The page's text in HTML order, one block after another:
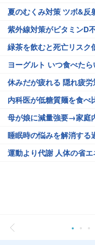
夏のむくみ対策 ツボ&反
紫外線対策がビタミンD
緑茶を飲むと死亡リスク
ヨーグルト いつ食べた
休みだが疲れる 隠れ疲
内科医が低糖質麺を食べ
母が娘に減量強要→家庭
睡眠時の悩みを解消する
運動より代謝 人体の省